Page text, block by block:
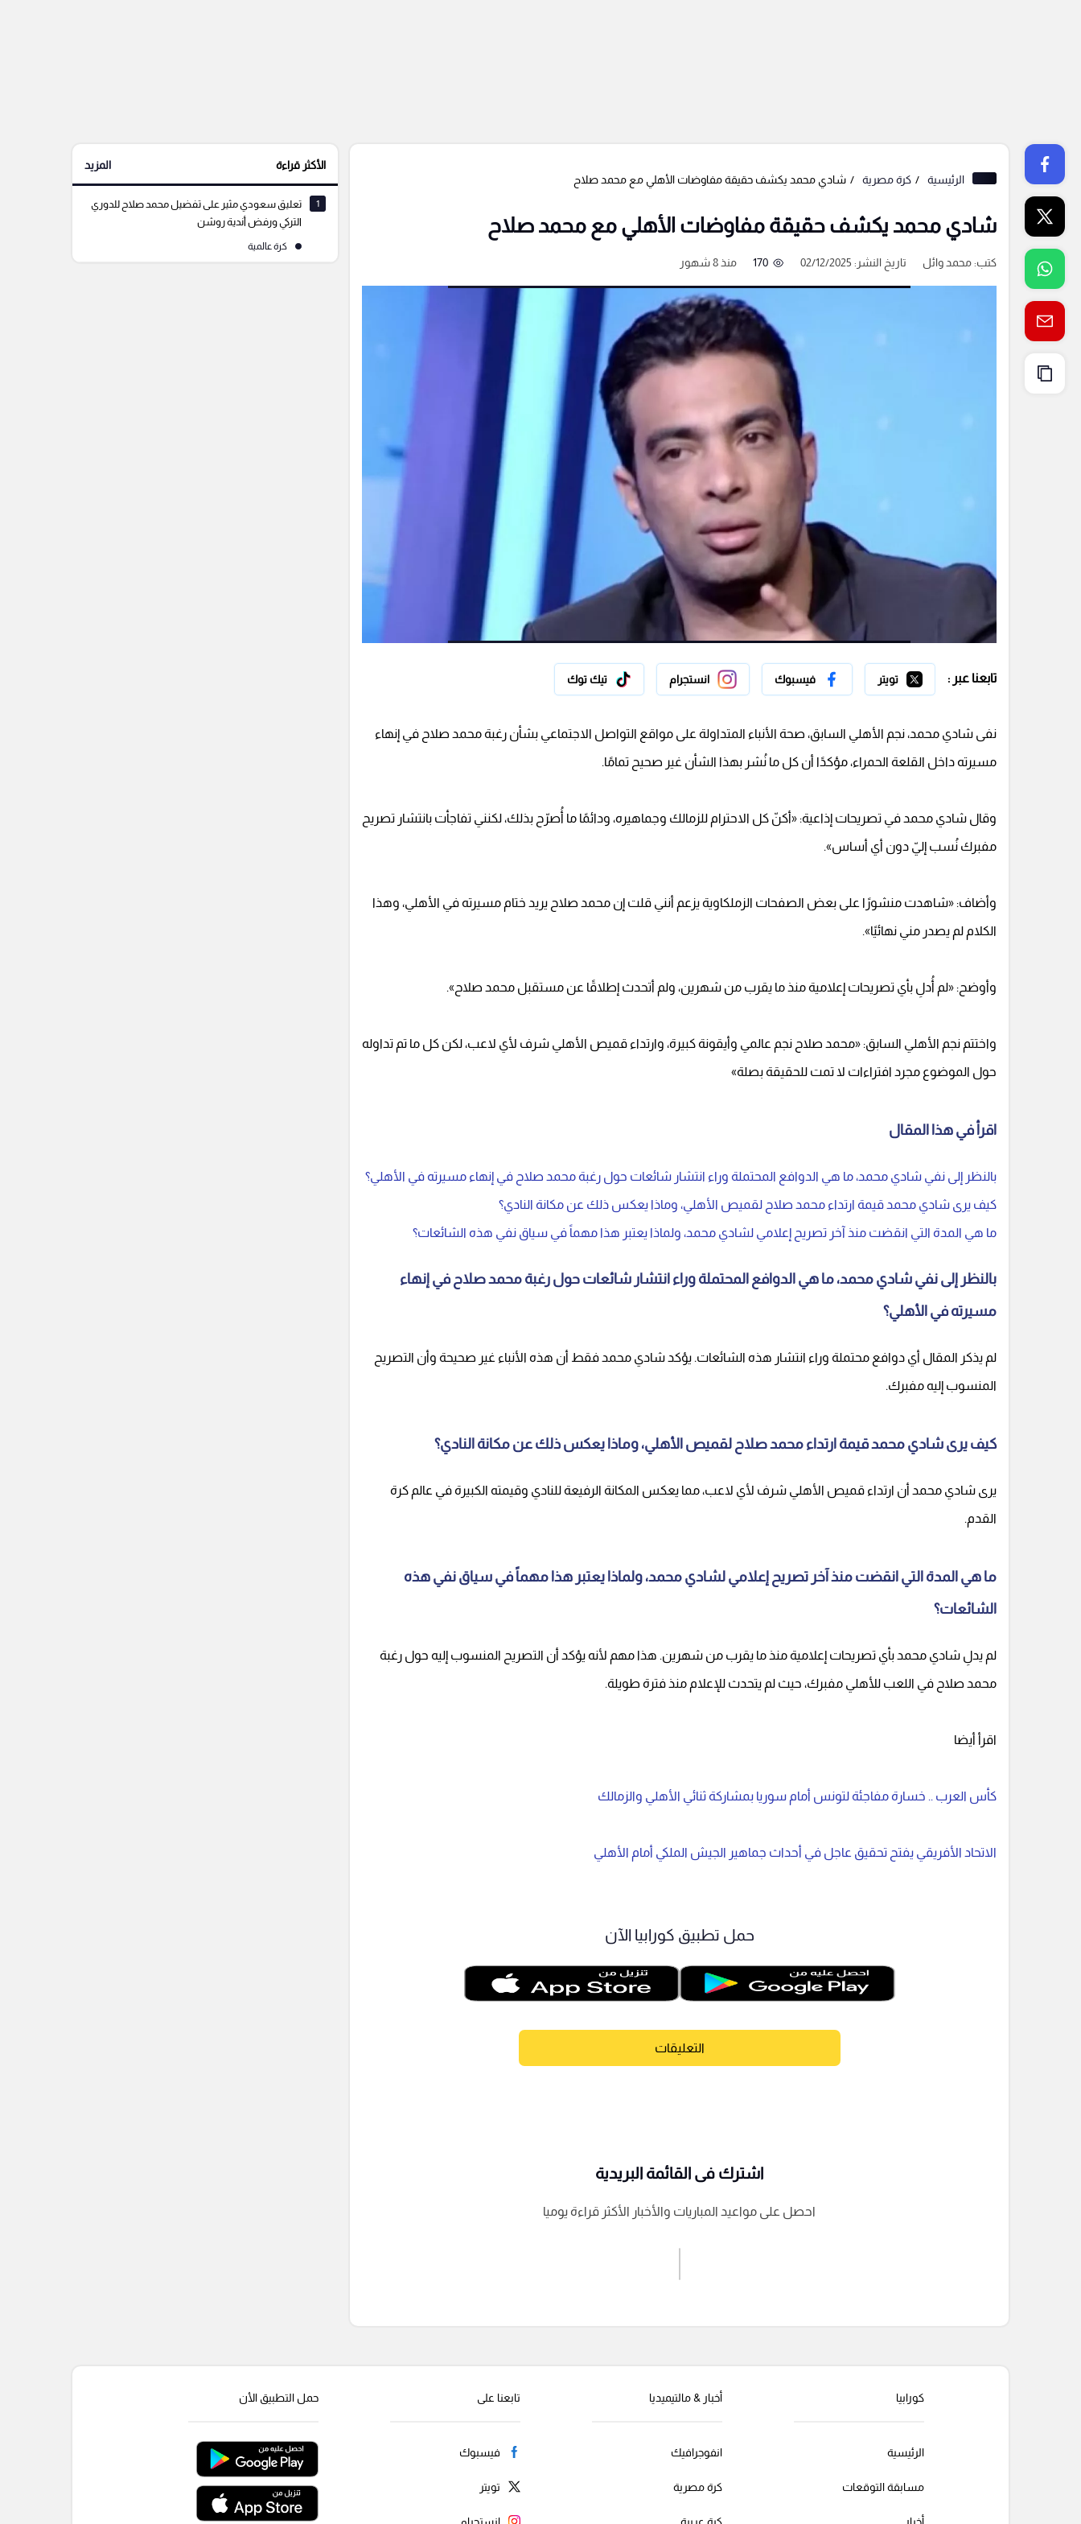
الرئيسية كرة مصرية شادي محمد يكشف حقيقة مفاوضات الأهلي مع محمد صلاح
شادي محمد يكشف حقيقة مفاوضات الأهلي مع محمد صلاح
كتب:محمد وائل تاريخ النشر: 02/12/2025 170 منذ 8 شهور
تابعنا عبر : تويتر فيسبوك انستجرام تيك توك
نفى شادي محمد، نجم الأهلي السابق، صحة الأنباء المتداولة على مواقع التواصل الاجتماعي بشأن رغبة محمد صلاح في إنهاء
مسيرته داخل القلعة الحمراء، مؤكدًا أن كل ما نُشر بهذا الشأن غير صحيح تمامًا.
وقال شادي محمد في تصريحات إذاعية: «أكنّ كل الاحترام للزمالك وجماهيره، ودائمًا ما أُصرّح بذلك، لكنني تفاجأت بانتشار تصريح
مفبرك نُسب إليّ دون أي أساس».
وأضاف: «شاهدت منشورًا على بعض الصفحات الزملكاوية يزعم أنني قلت إن محمد صلاح يريد ختام مسيرته في الأهلي، وهذا
الكلام لم يصدر مني نهائيًا».
وأوضح: «لم أُدلِ بأي تصريحات إعلامية منذ ما يقرب من شهرين، ولم أتحدث إطلاقًا عن مستقبل محمد صلاح».
واختتم نجم الأهلي السابق: «محمد صلاح نجم عالمي وأيقونة كبيرة، وارتداء قميص الأهلي شرف لأي لاعب، لكن كل ما تم تداوله
حول الموضوع مجرد افتراءات لا تمت للحقيقة بصلة»
اقرأ في هذا المقال
بالنظر إلى نفي شادي محمد، ما هي الدوافع المحتملة وراء انتشار شائعات حول رغبة محمد صلاح في إنهاء مسيرته في الأهلي؟
كيف يرى شادي محمد قيمة ارتداء محمد صلاح لقميص الأهلي، وماذا يعكس ذلك عن مكانة النادي؟
ما هي المدة التي انقضت منذ آخر تصريح إعلامي لشادي محمد، ولماذا يعتبر هذا مهماً في سياق نفي هذه الشائعات؟
بالنظر إلى نفي شادي محمد، ما هي الدوافع المحتملة وراء انتشار شائعات حول رغبة محمد صلاح في إنهاء
مسيرته في الأهلي؟
لم يذكر المقال أي دوافع محتملة وراء انتشار هذه الشائعات. يؤكد شادي محمد فقط أن هذه الأنباء غير صحيحة وأن التصريح
المنسوب إليه مفبرك.
كيف يرى شادي محمد قيمة ارتداء محمد صلاح لقميص الأهلي، وماذا يعكس ذلك عن مكانة النادي؟
يرى شادي محمد أن ارتداء قميص الأهلي شرف لأي لاعب، مما يعكس المكانة الرفيعة للنادي وقيمته الكبيرة في عالم كرة
القدم.
ما هي المدة التي انقضت منذ آخر تصريح إعلامي لشادي محمد، ولماذا يعتبر هذا مهماً في سياق نفي هذه
الشائعات؟
لم يدلِ شادي محمد بأي تصريحات إعلامية منذ ما يقرب من شهرين. هذا مهم لأنه يؤكد أن التصريح المنسوب إليه حول رغبة
محمد صلاح في اللعب للأهلي مفبرك، حيث لم يتحدث للإعلام منذ فترة طويلة.
اقرأ أيضا
كأس العرب .. خسارة مفاجئة لتونس أمام سوريا بمشاركة ثنائي الأهلي والزمالك
الاتحاد الأفريقي يفتح تحقيق عاجل في أحداث جماهير الجيش الملكي أمام الأهلي
حمل تطبيق كورابيا الآن
التعليقات
إرسال تعليق
اشترك فى القائمة البريدية
احصل على مواعيد المباريات والأخبار الأكثر قراءة يوميا
الأكثر قراءة المزيد
1
تعليق سعودي مثير على تفضيل محمد صلاح للدوري
التركي ورفض أندية روشن
كرة عالمية
كورابيا
الرئيسية
مسابقة التوقعات
أخبار
أخبار & مالتيميديا
انفوجرافيك
كرة مصرية
كرة عربية
تابعنا على
فيسبوك
تويتر
انستجرام
حمل التطبيق الأن